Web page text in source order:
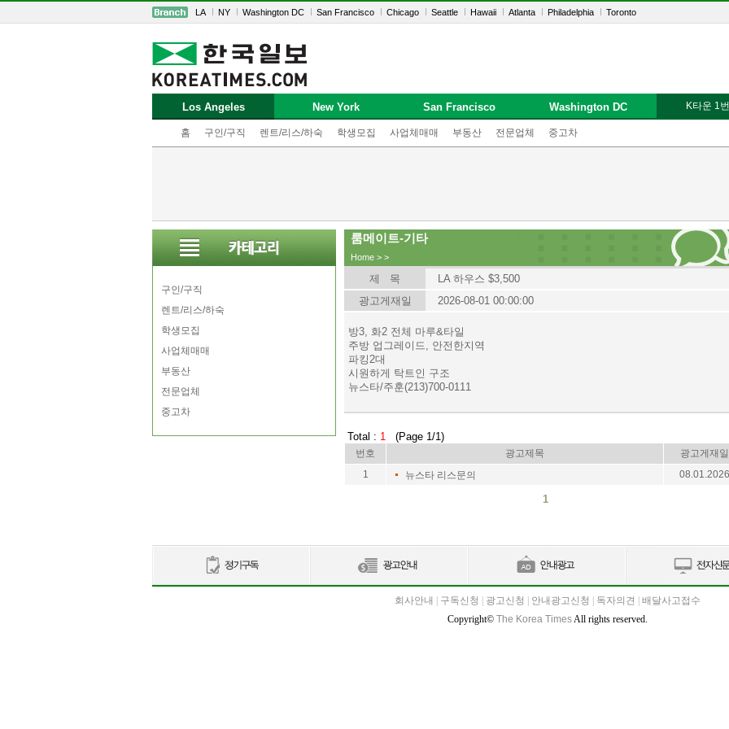
LA NY Washington DC San Francisco Chicago Seattle Hawaii Atlanta Philadelphia Toronto
Los Angeles
홈 구인/구직 렌트/리스/하숙 학생모집 사업체매매 부동산 전문업체 중고차
New York San Francisco Washington DC K타운 1
구인/구직
렌트/리스/하숙
학생모집
사업체매매
부동산
전문업체
중고차
룸메이트-기타
Home > >
제 목
LA 하우스 $3,500
광고게재일
2026-08-01 00:00:00
방3, 화2 전체 마루&타일
주방 업그레이드, 안전한지역
파킹2대
시원하게 탁트인 구조
뉴스타/주훈(213)700-0111
Total : 1 (Page 1/1)
번호 광고제목
광고게재일
1
뉴스타 리스문의 08.01.2026
1
회사안내 구독신청 광고신청 안내광고신청 독자의견
배달사고접수
Copyright© The Korea TimesAll rights reserved.